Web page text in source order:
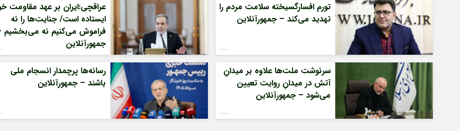
تورم افسارگسیخته سلامت مردم را
تهدید می‌کند – جمهورآنلاین
عراقچی:ایران بر عهد مقاومت
ایستاده است/ جنایت‌ها را نه
فراموش می‌کنیم نه می‌بخشیم
جمهورآنلاین
سرنوشت ملت‌ها علاوه بر میدانِ
آتش در میدانِ روایت تعیین
می‌شود – جمهورآنلاین
رسانه‌ها پرچمدار انسجام ملی
باشند – جمهورآنلاین